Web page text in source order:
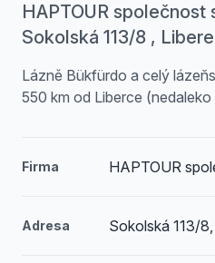
HAPTOUR společnost
Sokolská 113/8 ,
Lázně Bükfürdo a celý
550 km od Liberce
Firma HAPTOUR
Adresa Sokolská 113/